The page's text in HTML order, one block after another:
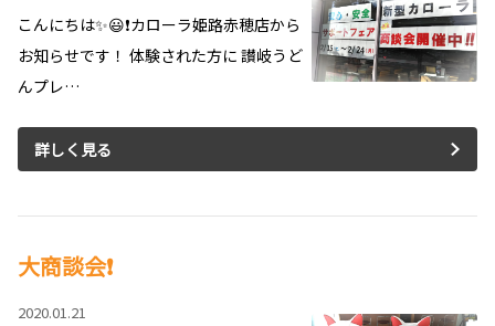
こんにちは✨😃❗️カローラ姫路赤穂店から
お知らせです！ 体験された方に 讃岐うど
んプレ…
詳しく見る
大商談会❗️
2020.01.21